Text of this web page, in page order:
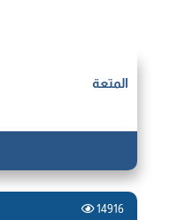
المتعة
14916